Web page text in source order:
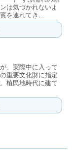
は気づかれないよ
を連れてき...
、実際中に入って
重要文化財に指定
植民地時代に建て